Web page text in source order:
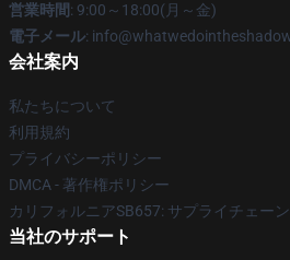
営業時間: 9:00～18:00(月～金)
電子メール:
会社案内
私たちについて
利用規約
プライバシーポリシー
DMCA - 著作権ポリシー
カリフォルニアSB657: サプライチェー
当社のサポート